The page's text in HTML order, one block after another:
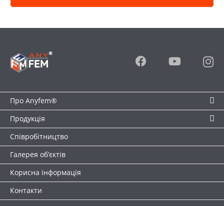
Про Anyfem®
Продукція
Співробітництво
Галерея об’єктів
Корисна інформація
Контакти